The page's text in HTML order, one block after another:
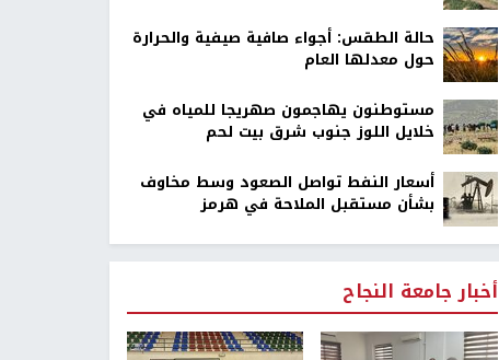
حالة الطقس: أجواء صافية صيفية والحرارة
حول معدلها العام
مستوطنون يهاجمون صهريجا للمياه في
خلايل اللوز جنوب شرق بيت لحم
أسعار النفط تواصل الصعود وسط مخاوف
بشأن مستقبل الملاحة في هرمز
أخبار جامعة النجاح